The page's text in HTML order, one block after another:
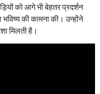
को आगे भी बेहतर प्रदर्शन
की कामना की। उन्होंने
मिलती है।